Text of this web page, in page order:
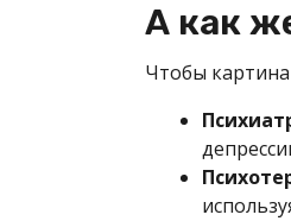
А как
Чтобы